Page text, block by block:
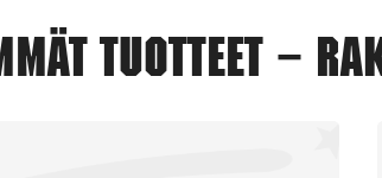
tuotteet –